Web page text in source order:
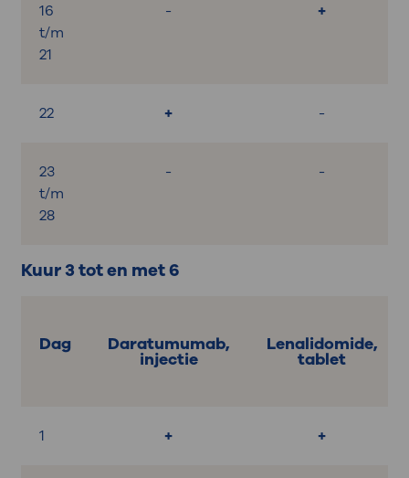
16
t/m
21
- +
22 + -
23
t/m
28
- -
Kuur 3 tot en met 6
Dag Daratumumab,
injectie
Lenalidomide,
tablet
1 + +